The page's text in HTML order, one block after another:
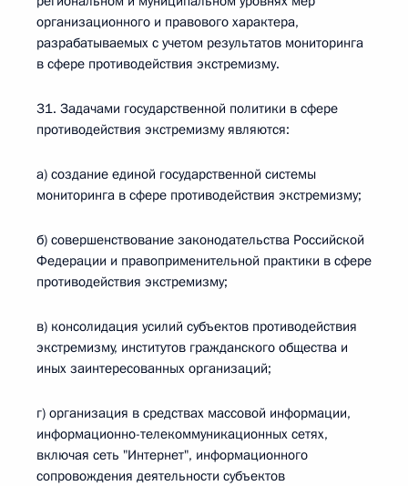
организационного и правового характера,
разрабатываемых с учетом результатов мониторинга
в сфере противодействия экстремизму.
31. Задачами государственной политики в сфере
противодействия экстремизму являются:
а) создание единой государственной системы
мониторинга в сфере противодействия экстремизму;
б) совершенствование законодательства Российской
Федерации и правоприменительной практики в сфере
противодействия экстремизму;
в) консолидация усилий субъектов противодействия
экстремизму, институтов гражданского общества и
иных заинтересованных организаций;
г) организация в средствах массовой информации,
информационно-телекоммуникационных сетях,
включая сеть "Интернет", информационного
сопровождения деятельности субъектов